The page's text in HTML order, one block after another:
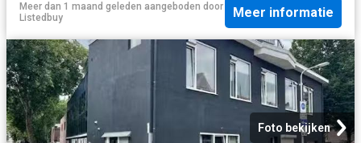
Meer dan 1 maand geleden aangeboden door
Listedbuy
Meer informatie
Foto bekijken